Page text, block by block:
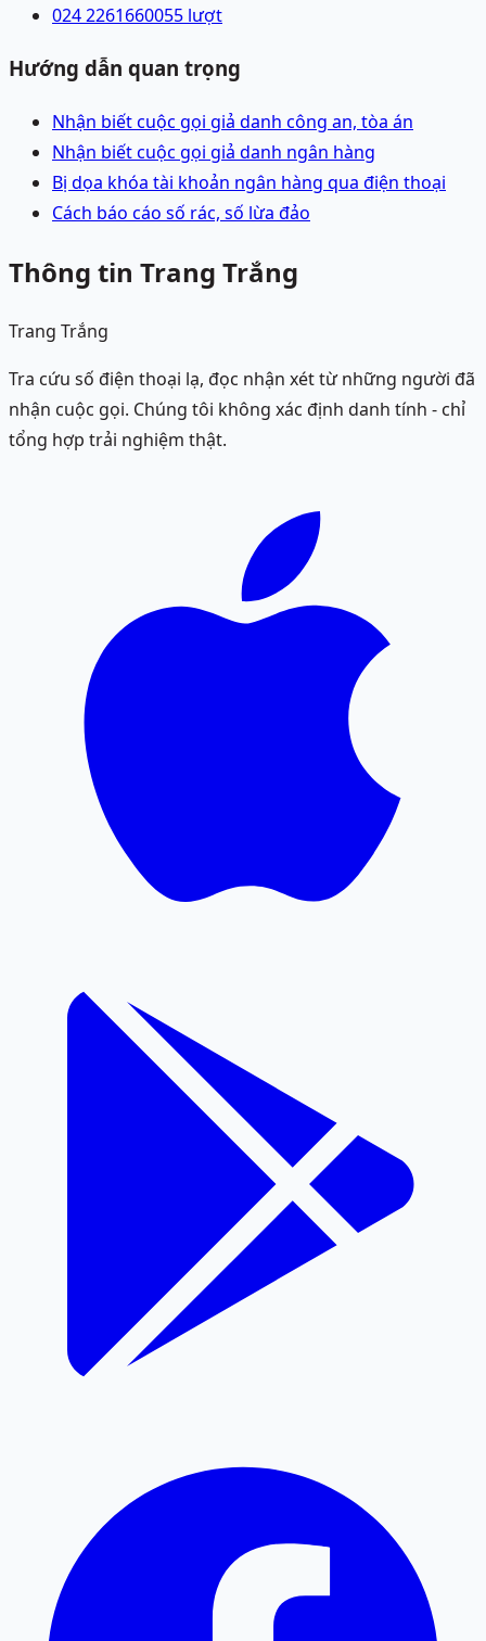
024 2261660055 lượt
Hướng dẫn quan trọng
Nhận biết cuộc gọi giả danh công an, tòa án
Nhận biết cuộc gọi giả danh ngân hàng
Bị dọa khóa tài khoản ngân hàng qua điện thoại
Cách báo cáo số rác, số lừa đảo
Thông tin Trang Trắng
Trang Trắng
Tra cứu số điện thoại lạ, đọc nhận xét từ những người đã
nhận cuộc gọi. Chúng tôi không xác định danh tính - chỉ
tổng hợp trải nghiệm thật.